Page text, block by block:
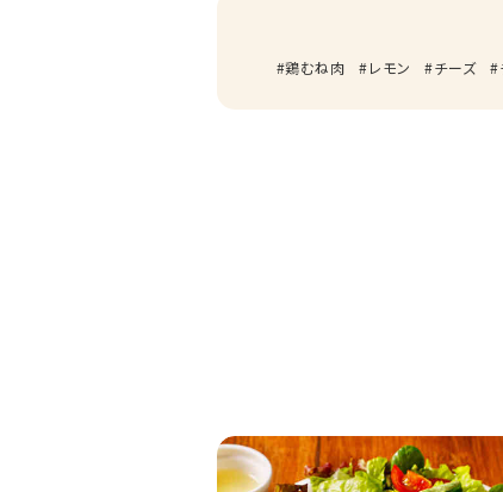
鶏むね肉 レモン チーズ